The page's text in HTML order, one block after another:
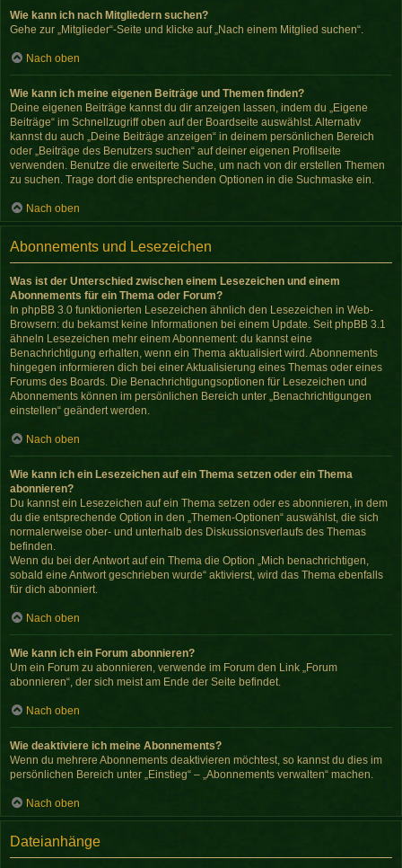
Wie kann ich nach Mitgliedern suchen?
Gehe zur „Mitglieder“-Seite und klicke auf „Nach einem Mitglied suchen“.
Nach oben
Wie kann ich meine eigenen Beiträge und Themen finden?
Deine eigenen Beiträge kannst du dir anzeigen lassen, indem du „Eigene
Beiträge“ im Schnellzugriff oben auf der Boardseite auswählst. Alternativ
kannst du auch „Deine Beiträge anzeigen“ in deinem persönlichen Bereich
oder „Beiträge des Benutzers suchen“ auf deiner eigenen Profilseite
verwenden. Benutze die erweiterte Suche, um nach von dir erstellen Themen
zu suchen. Trage dort die entsprechenden Optionen in die Suchmaske ein.
Nach oben
Abonnements und Lesezeichen
Was ist der Unterschied zwischen einem Lesezeichen und einem
Abonnements für ein Thema oder Forum?
In phpBB 3.0 funktionierten Lesezeichen ähnlich den Lesezeichen in Web-
Browsern: du bekamst keine Informationen bei einem Update. Seit phpBB 3.1
ähneln Lesezeichen mehr einem Abonnement: du kannst eine
Benachrichtigung erhalten, wenn ein Thema aktualisiert wird. Abonnements
hingegen informieren dich bei einer Aktualisierung eines Themas oder eines
Forums des Boards. Die Benachrichtigungsoptionen für Lesezeichen und
Abonnements können im persönlichen Bereich unter „Benachrichtigungen
einstellen“ geändert werden.
Nach oben
Wie kann ich ein Lesezeichen auf ein Thema setzen oder ein Thema
abonnieren?
Du kannst ein Lesezeichen auf ein Thema setzen oder es abonnieren, in dem
du die entsprechende Option in den „Themen-Optionen“ auswählst, die sich
normalerweise ober- und unterhalb des Diskussionsverlaufs des Themas
befinden.
Wenn du bei der Antwort auf ein Thema die Option „Mich benachrichtigen,
sobald eine Antwort geschrieben wurde“ aktivierst, wird das Thema ebenfalls
für dich abonniert.
Nach oben
Wie kann ich ein Forum abonnieren?
Um ein Forum zu abonnieren, verwende im Forum den Link „Forum
abonnieren“, der sich meist am Ende der Seite befindet.
Nach oben
Wie deaktiviere ich meine Abonnements?
Wenn du mehrere Abonnements deaktivieren möchtest, so kannst du dies im
persönlichen Bereich unter „Einstieg“ – „Abonnements verwalten“ machen.
Nach oben
Dateianhänge